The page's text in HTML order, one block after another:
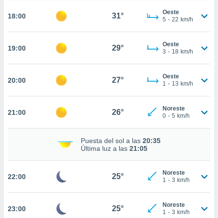
se
o
Puedes
acceder a
18:00 31°
Oeste
5 - 22 km/h
19:00 29°
Oeste
3 - 18 km/h
20:00 27°
Oeste
1 - 13 km/h
21:00 26°
Noreste
0 - 5 km/h
Puesta del sol a las 20:35
Última luz a las 21:05
22:00 25°
Noreste
1 - 3 km/h
23:00 25°
Noreste
1 - 3 km/h